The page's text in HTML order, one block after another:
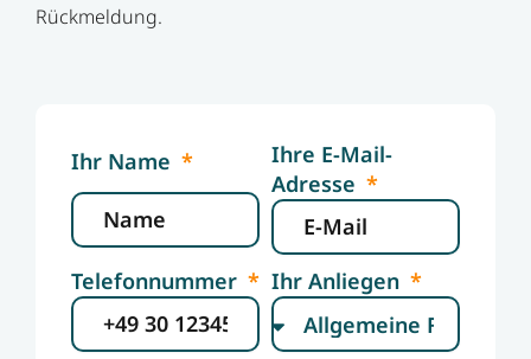
Ihr Name
Ihre E-Mail-
Adresse
Telefonnummer Ihr Anliegen
Rückmeldung.